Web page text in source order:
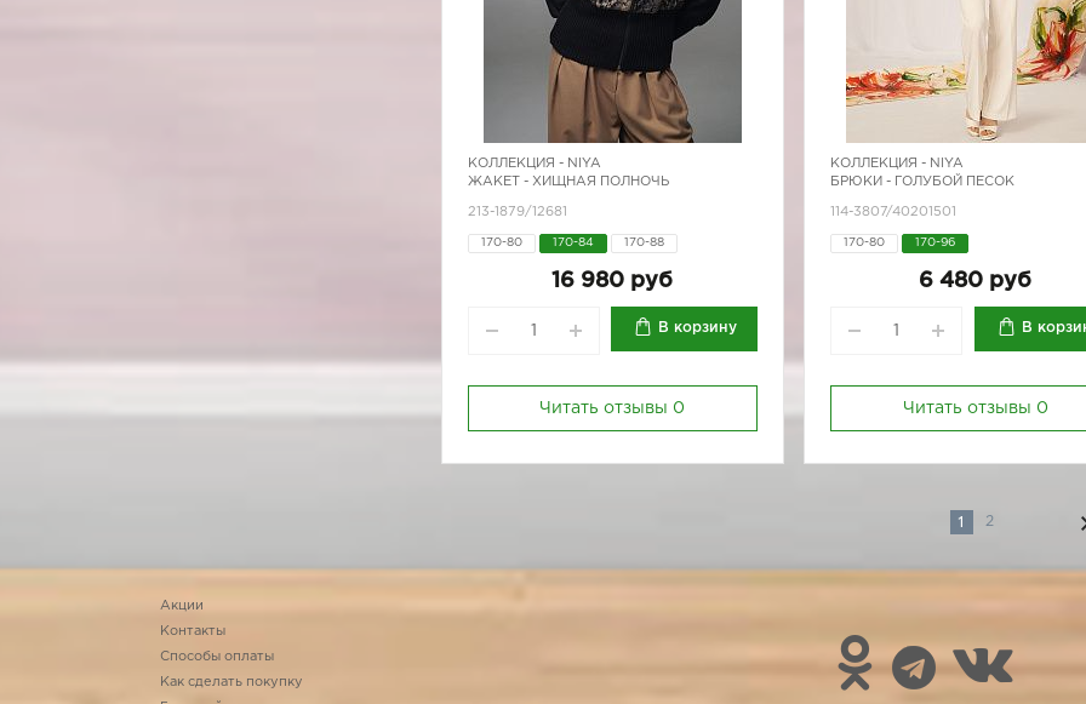
КОЛЛЕКЦИЯ - NIYA
ЖАКЕТ - ХИЩНАЯ ПОЛНОЧЬ
213-1879/12681
170-80 170-84 170-88
16 980 руб
В корзину
Читать отзывы 0
КОЛЛЕКЦИЯ - NIYA
БРЮКИ - ГОЛУБОЙ ПЕСОК
114-3807/40201501
170-80 170-96
6 480 руб
В
Читать отзывы 0
1 2
Акции
Контакты
Способы оплаты
Как сделать покупку